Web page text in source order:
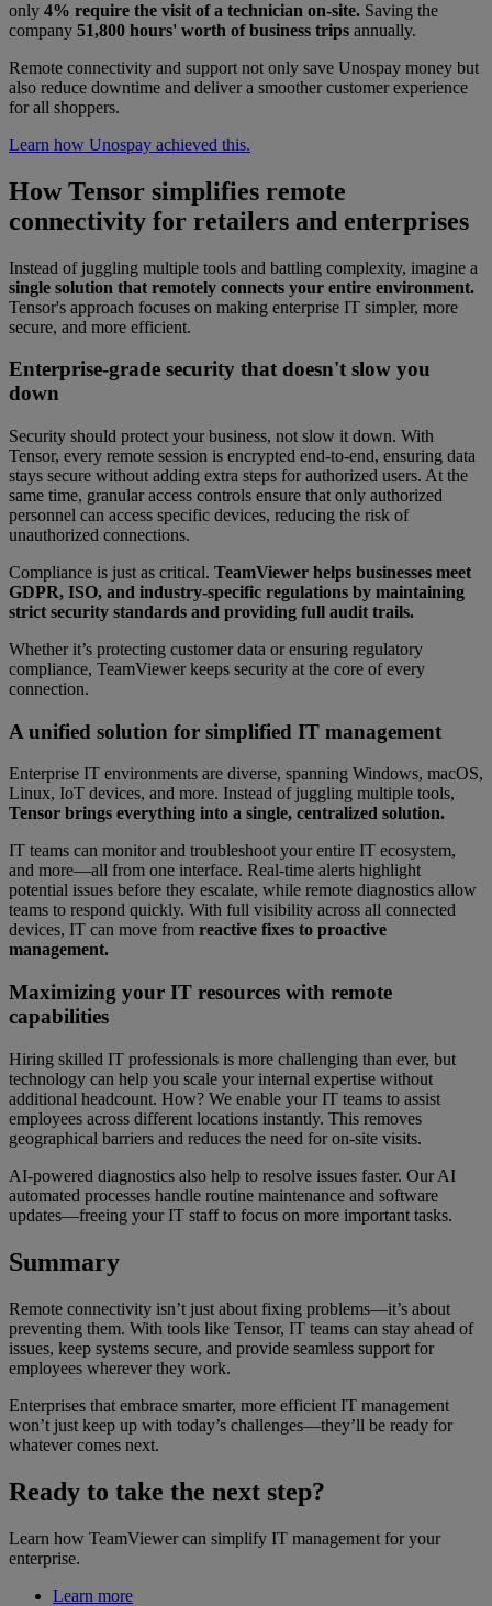
only 4% require the visit of a technician on-site. Saving the
company 51,800 hours' worth of business trips annually.
Remote connectivity and support not only save Unospay money but
also reduce downtime and deliver a smoother customer experience
for all shoppers.
Learn how Unospay achieved this.
How Tensor simplifies remote
connectivity for retailers and enterprises
Instead of juggling multiple tools and battling complexity, imagine a
single solution that remotely connects your entire environment.
Tensor's approach focuses on making enterprise IT simpler, more
secure, and more efficient.
Enterprise-grade security that doesn't slow you
down
Security should protect your business, not slow it down. With
Tensor, every remote session is encrypted end-to-end, ensuring data
stays secure without adding extra steps for authorized users. At the
same time, granular access controls ensure that only authorized
personnel can access specific devices, reducing the risk of
unauthorized connections.
Compliance is just as critical. TeamViewer helps businesses meet
GDPR, ISO, and industry-specific regulations by maintaining
strict security standards and providing full audit trails.
Whether it’s protecting customer data or ensuring regulatory
compliance, TeamViewer keeps security at the core of every
connection.
A unified solution for simplified IT management
Enterprise IT environments are diverse, spanning Windows, macOS,
Linux, IoT devices, and more. Instead of juggling multiple tools,
Tensor brings everything into a single, centralized solution.
IT teams can monitor and troubleshoot your entire IT ecosystem,
and more—all from one interface. Real-time alerts highlight
potential issues before they escalate, while remote diagnostics allow
teams to respond quickly. With full visibility across all connected
devices, IT can move from reactive fixes to proactive
management.
Maximizing your IT resources with remote
capabilities
Hiring skilled IT professionals is more challenging than ever, but
technology can help you scale your internal expertise without
additional headcount. How? We enable your IT teams to assist
employees across different locations instantly. This removes
geographical barriers and reduces the need for on-site visits.
AI-powered diagnostics also help to resolve issues faster. Our AI
automated processes handle routine maintenance and software
updates—freeing your IT staff to focus on more important tasks.
Summary
Remote connectivity isn’t just about fixing problems—it’s about
preventing them. With tools like Tensor, IT teams can stay ahead of
issues, keep systems secure, and provide seamless support for
employees wherever they work.
Enterprises that embrace smarter, more efficient IT management
won’t just keep up with today’s challenges—they’ll be ready for
whatever comes next.
Ready to take the next step?
Learn how TeamViewer can simplify IT management for your
enterprise.
Learn more